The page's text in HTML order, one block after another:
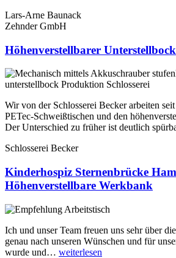
Lars-Arne Baunack
Zehnder GmbH
Höhenverstellbarer
Wir von der Schlosserei Becker arbeiten
PETec-Schweißtischen und den
Der Unterschied zu früher ist deutlich
Schlosserei Becker
Kinderhospiz Sternenbrücke
Höhenverstellbare Werkbank
Ich und unser Team freuen uns sehr über
genau nach unseren Wünschen und für
wurde und… weiterlesen